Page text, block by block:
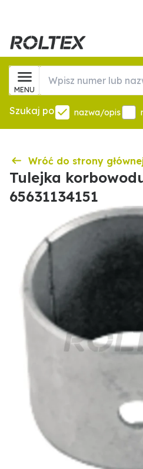
MENU
Szukaj po nazwa/opis
Wróć do strony
Tulejka
65631134151